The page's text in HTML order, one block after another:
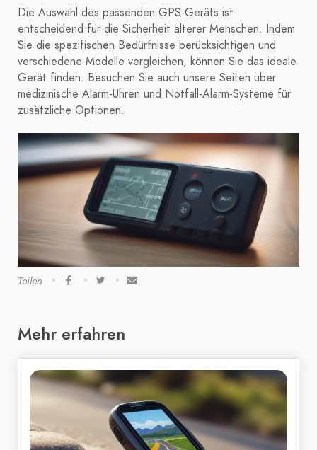
Die Auswahl des passenden GPS-Geräts ist
entscheidend für die Sicherheit älterer Menschen. Indem
Sie die spezifischen Bedürfnisse berücksichtigen und
verschiedene Modelle vergleichen, können Sie das ideale
Gerät finden. Besuchen Sie auch unsere Seiten über
medizinische Alarm-Uhren und Notfall-Alarm-Systeme für
zusätzliche Optionen.
Teilen
Mehr erfahren